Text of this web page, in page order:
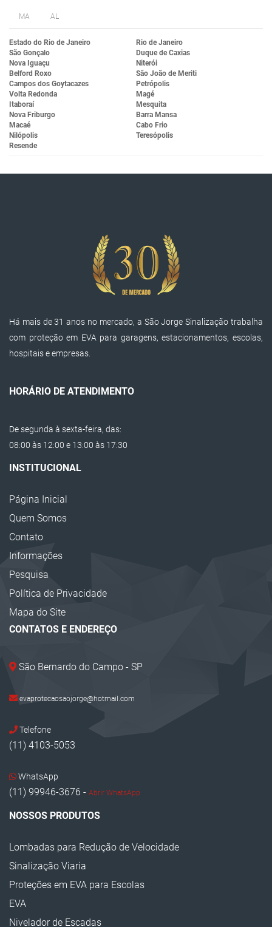
MA AL
Estado do Rio de Janeiro
Rio de Janeiro
São Gonçalo
Duque de Caxias
Nova Iguaçu
Niterói
Belford Roxo
São João de Meriti
Campos dos Goytacazes
Petrópolis
Volta Redonda
Magé
Itaboraí
Mesquita
Nova Friburgo
Barra Mansa
Macaé
Cabo Frio
Nilópolis
Teresópolis
Resende
Há mais de 31 anos no mercado, a São Jorge Sinalização trabalha
com proteção em EVA para garagens, estacionamentos, escolas,
hospitais e empresas.
HORÁRIO DE ATENDIMENTO
De segunda à sexta-feira, das:
08:00 às 12:00 e 13:00 às 17:30
INSTITUCIONAL
Página Inicial
Quem Somos
Contato
Informações
Pesquisa
Política de Privacidade
Mapa do Site
CONTATOS E ENDEREÇO
São Bernardo do Campo - SP
evaprotecaosaojorge@hotmail.com
Telefone
(11) 4103-5053
WhatsApp
(11) 99946-3676 - Abrir WhatsApp
NOSSOS PRODUTOS
Lombadas para Redução de Velocidade
Sinalização Viaria
Proteções em EVA para Escolas
EVA
Nivelador de Escadas